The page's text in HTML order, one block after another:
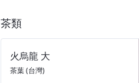
茶類
火烏龍 大
茶葉 (台灣)